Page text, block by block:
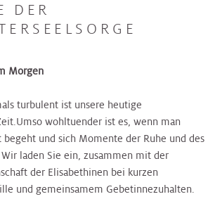
DER
Morgen​​
turbulent ist unsere heutige
wohltuender ist es, wenn man
begeht und sich Momente der Ruhe und des
laden Sie ein, zusammen mit der
der Elisabethinen bei kurzen
und gemeinsamem Gebetinnezuhalten.